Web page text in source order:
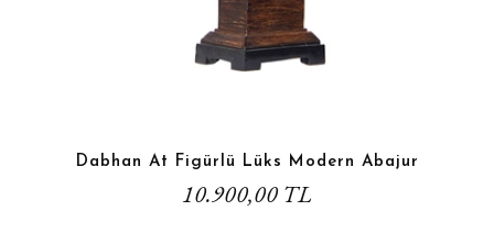
Dabhan At Figürlü Lüks Modern Abajur
10.900,00 TL